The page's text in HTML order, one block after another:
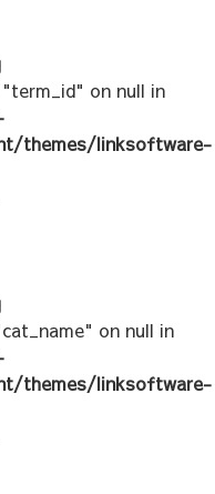
on null in
themes/linksoftware-
on null in
themes/linksoftware-